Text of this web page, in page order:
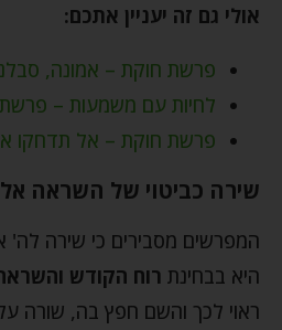
אולי גם זה יעניין אתכם:
פרשת חוקת – אמונה,
לחיות עם משמעות –
פרשת חוקת – אל תדחקו
שירה כביטוי של השראה
המפרשים מסבירים כי שירה לה'
היא בבחינת רוח הקודש
ראוי לכך והשם חפץ בה, שורה